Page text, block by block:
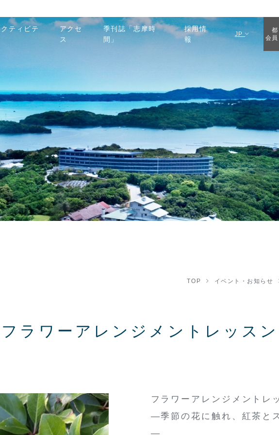
ティビテ
アクセ
ス
季刊誌「志摩時
間」
採用情
報
JP
都
会
TOP イベント・お知らせ
ラワーアレンジメントレッスン
フラワーアレンジメント
―季節の花に触れ、紅茶と
―